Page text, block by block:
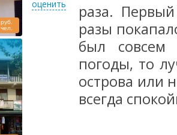
руб.
чел.
оценить
раза.
разы
был совсем
погоды, то
острова или
всегда